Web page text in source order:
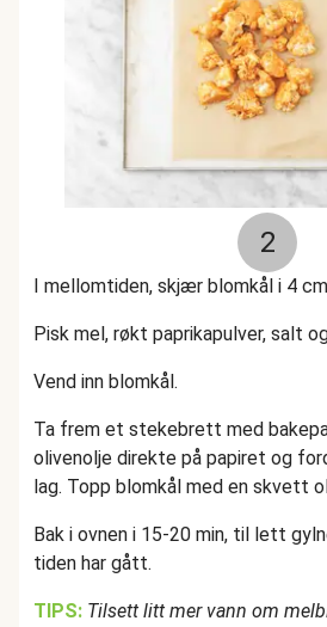
2
I mellomtiden, skjær blomkål i 4
Pisk mel, røkt paprikapulver, salt
Vend inn blomkål.
Ta frem et stekebrett med
olivenolje direkte på papiret og
lag. Topp blomkål med en skvett
Bak i ovnen i 15-20 min, til lett
tiden har gått.
TIPS: Tilsett litt mer vann om